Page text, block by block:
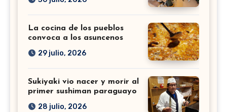
La cocina de los pueblos
convoca a los asuncenos
29 julio, 2026
Sukiyaki vio nacer y morir al
primer sushiman paraguayo
28 julio, 2026